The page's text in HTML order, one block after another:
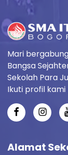
Mari
Bangsa
Sekolah Para
Ikuti profil kami
Alamat